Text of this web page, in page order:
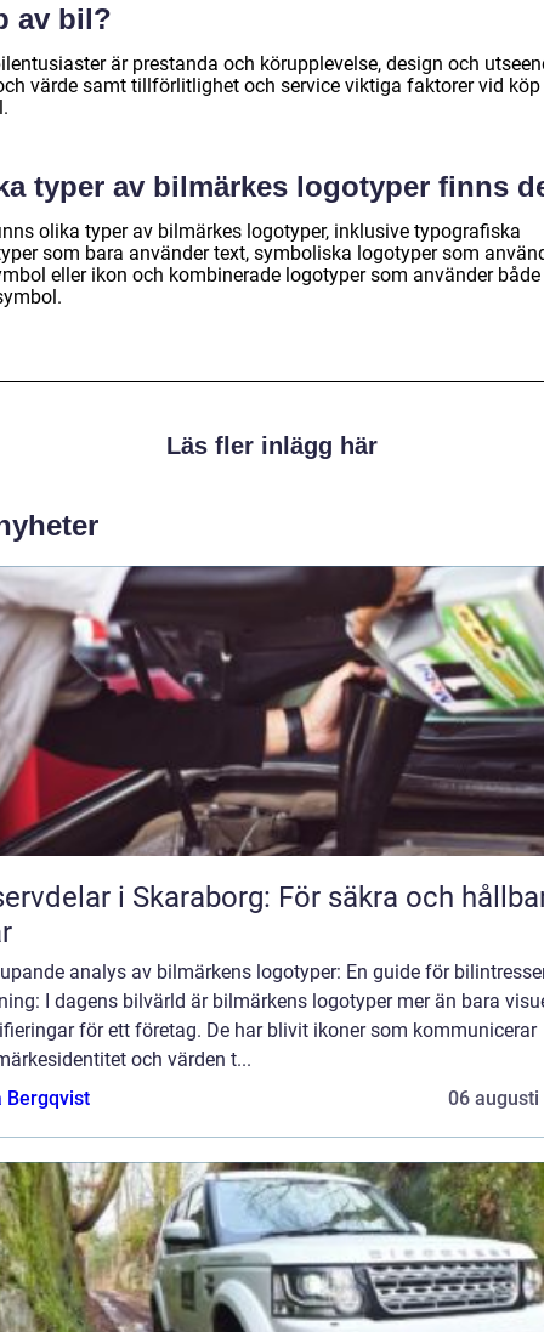
av bil?
är prestanda och körupplevelse, design och
värde samt tillförlitlighet och service viktiga faktorer vid köp
typer av bilmärkes logotyper finns
olika typer av bilmärkes logotyper, inklusive typografiska
som bara använder text, symboliska logotyper som
eller ikon och kombinerade logotyper som använder
Läs fler inlägg här
i Skaraborg: För säkra och
analys av bilmärkens logotyper: En guide för
I dagens bilvärld är bilmärkens logotyper mer än bara
för ett företag. De har blivit ikoner som kommunicerar
och värden t...
Bergqvist
06 augusti